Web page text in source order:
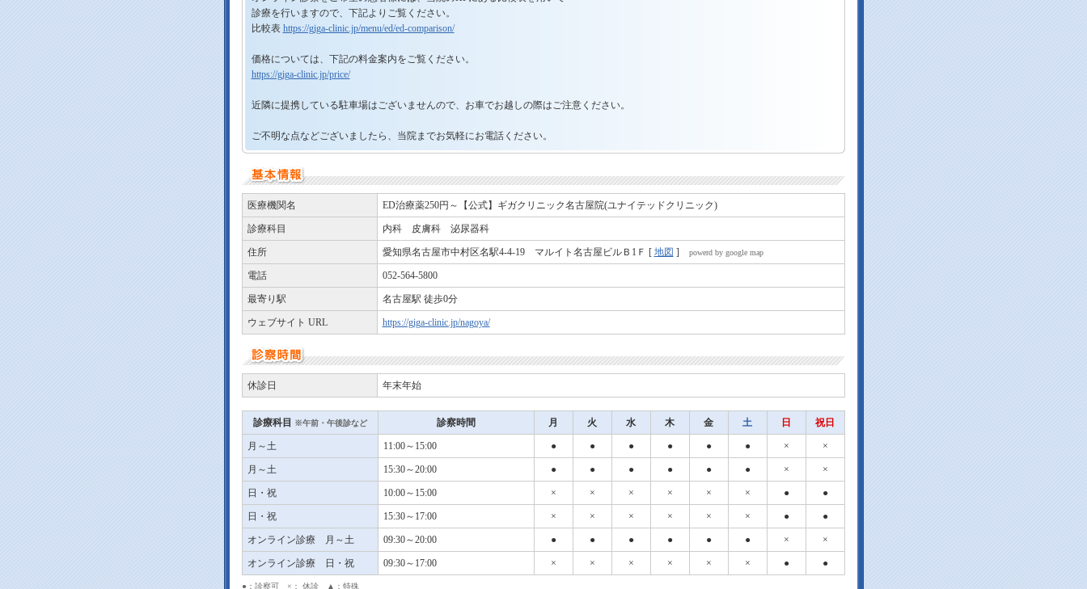
診療を行いますので、下記よりご覧ください。
比較表 https://giga-clinic.jp/menu/ed/ed-comparison/
価格については、下記の料金案内をご覧ください。
https://giga-clinic.jp/price/
近隣に提携している駐車場はございませんので、お車でお越しの際はご注意ください。
ご不明な点などございましたら、当院までお気軽にお電話ください。
医療機関名 ED治療薬250円～【公式】ギガクリニック名古屋院(ユナイテッドクリニック)
診療科目 内科 皮膚科 泌尿器科
住所 愛知県名古屋市中村区名駅4-4-19 マルイト名古屋ビルＢ1Ｆ [ 地図 ] powerd by google map
電話 052-564-5800
最寄り駅 名古屋駅 徒歩0分
ウェブサイト URL https://giga-clinic.jp/nagoya/
休診日 年末年始
診療科目 ※午前・午後診など 診察時間 月 火 水 木 金 土 日 祝日
月～土 11:00～15:00 ● ● ● ● ● ● × ×
月～土 15:30～20:00 ● ● ● ● ● ● × ×
日・祝 10:00～15:00 × × × × × × ● ●
日・祝 15:30～17:00 × × × × × × ● ●
オンライン診療 月～土 09:30～20:00 ● ● ● ● ● ● × ×
オンライン診療 日・祝 09:30～17:00 × × × × × × ● ●
●：診察可 ×： 休診 ▲：特殊